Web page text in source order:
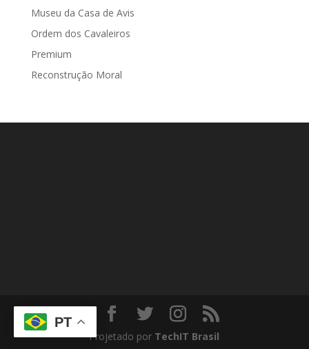
Museu da Casa de Avis
Ordem dos Cavaleiros
Premium
Reconstrução Moral
Projetado por TechIT Brasil
PT